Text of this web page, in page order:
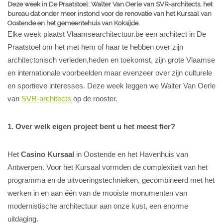
Deze week in De Praatstoel: Walter Van Oerle van SVR-architects, het
bureau dat onder meer instond voor de renovatie van het Kursaal van
Oostende en het gemeentehuis van Koksijde.
Elke week plaatst Vlaamsearchitectuur.be een architect in De
Praatstoel om het met hem of haar te hebben over zijn
architectonisch verleden,heden en toekomst, zijn grote Vlaamse
en internationale voorbeelden maar evenzeer over zijn culturele
en sportieve interesses. Deze week leggen we Walter Van Oerle
van SVR-architects op de rooster.
1. Over welk eigen project bent u het meest fier?
Het Casino Kursaal in Oostende en het Havenhuis van
Antwerpen. Voor het Kursaal vormden de complexiteit van het
programma en de uitvoeringstechnieken, gecombineerd met het
werken in en aan één van de mooiste monumenten van
modernistische architectuur aan onze kust, een enorme
uitdaging.